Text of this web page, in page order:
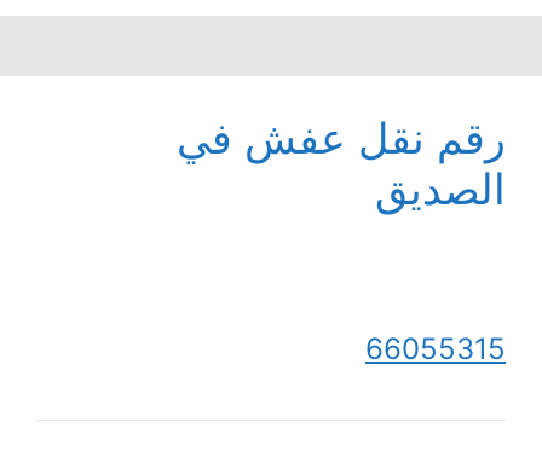
رقم نقل عفش في
الصديق
66055315